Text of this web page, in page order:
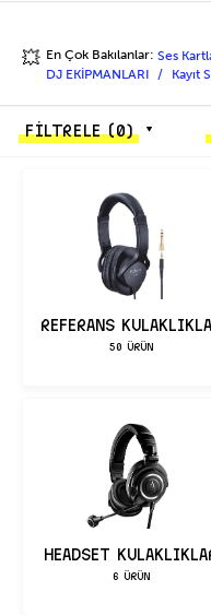
💥 En Çok Bakılanlar: Ses
DJ EKİPMANLARI
Kayıt
FİLTRELE(0)
REFERANS
50 ÜRÜN
HEADSET
6 ÜRÜN